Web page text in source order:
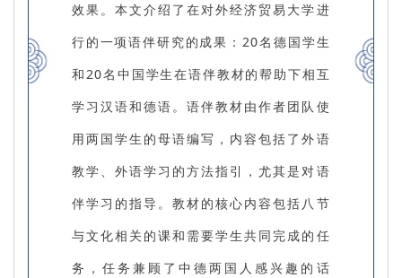
效果。本文介绍了在对外经济贸易大学进
行的一项语伴研究的成果：20名德国学生
和20名中国学生在语伴教材的帮助下相互
学习汉语和德语。语伴教材由作者团队使
用两国学生的母语编写，内容包括了外语
教学、外语学习的方法指引，尤其是对语
伴学习的指导。教材的核心内容包括八节
与文化相关的课和需要学生共同完成的任
务，任务兼顾了中德两国人感兴趣的话